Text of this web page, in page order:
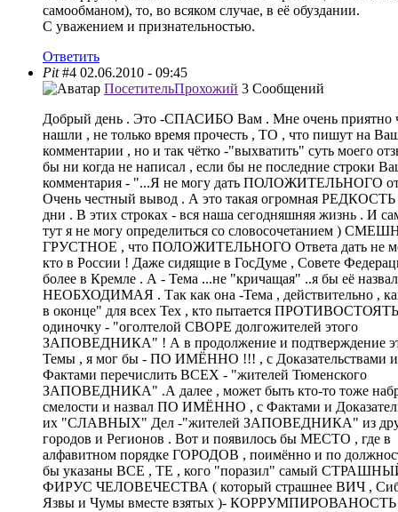
самообманом), то, во всяком случае, в её обуздании.
С уважением и признательностью.
Ответить
Pit #4 02.06.2010 - 09:45
ПосетительПрохожий 3 Сообщений
Добрый день . Это -СПАСИБО Вам . Мне очень приятно
нашли , не только время прочесть , ТО , что пишут на
комментарии , но и так чётко -"выхватить" суть моего
бы ни когда не написал , если бы не последние строки
комментария - "...Я не могу дать ПОЛОЖИТЕЛЬНОГО
Очень честный вывод . А это такая огромная
дни . В этих строках - вся наша сегодняшняя жизнь . И
тут я не могу определиться со словосочетанием )
ГРУСТНОЕ , что ПОЛОЖИТЕЛЬНОГО Ответа дать не
кто в России ! Даже сидящие в ГосДуме , Совете
более в Кремле . А - Тема ...не "кричащая" ..я бы её
НЕОБХОДИМАЯ . Так как она -Тема , действительно ,
в оконце" для всех Тех , кто пытается
одиночку - "оголтелой СВОРЕ долгожителей этого
ЗАПОВЕДНИКА" ! А в продолжение и подтверждение
Темы , я мог бы - ПО ИМЁННО !!! , с Доказательствами и
Фактами перечислить ВСЕХ - "жителей Тюменского
ЗАПОВЕДНИКА" .А далее , может быть кто-то тоже
смелости и назвал ПО ИМЁННО , с Фактами и
их "СЛАВНЫХ" Дел -"жителей ЗАПОВЕДНИКА" из
городов и Регионов . Вот и появилось бы МЕСТО , где в
алфавитном порядке ГОРОДОВ , поимённо и по
бы указаны ВСЕ , ТЕ , кого "поразил" самый
ФИРУС ЧЕЛОВЕЧЕСТВА ( который страшнее ВИЧ ,
Язвы и Чумы вместе взятых )- КОРРУМПИРОВАНОСТЬ